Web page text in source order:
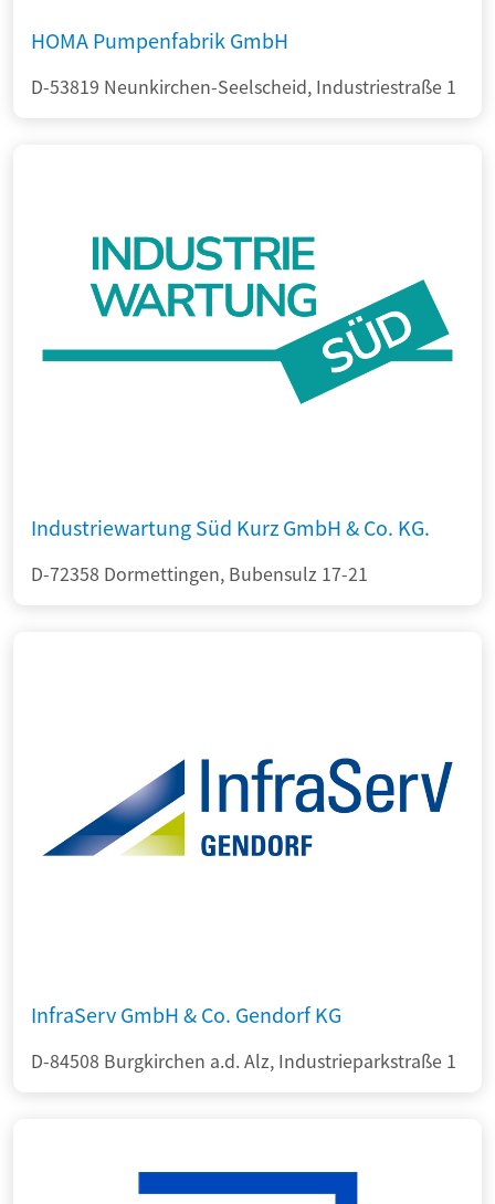
HOMA Pumpenfabrik GmbH
D-53819 Neunkirchen-Seelscheid, Industriestraße 1
Industriewartung Süd Kurz GmbH & Co. KG.
D-72358 Dormettingen, Bubensulz 17-21
InfraServ GmbH & Co. Gendorf KG
D-84508 Burgkirchen a.d. Alz, Industrieparkstraße 1